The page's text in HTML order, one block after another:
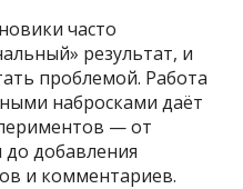
часто
результат, и
проблемой. Работа
набросками даёт
— от
до добавления
и комментариев.